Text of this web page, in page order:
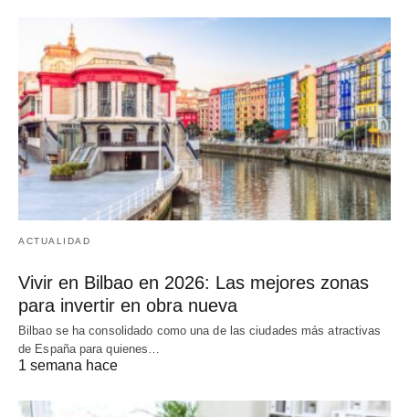
ACTUALIDAD
Vivir en Bilbao en 2026: Las mejores zonas
para invertir en obra nueva
Bilbao se ha consolidado como una de las ciudades más atractivas
de España para quienes…
1 semana hace